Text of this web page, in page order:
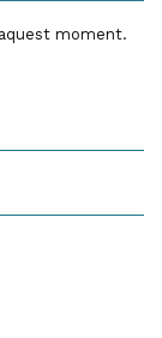
moment.